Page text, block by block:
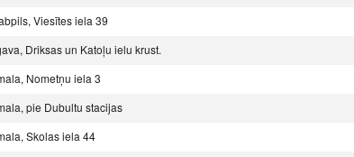
Viesītes iela 39
Driksas un Katoļu ielu krust.
Nometņu iela 3
pie Dubultu stacijas
Skolas iela 44